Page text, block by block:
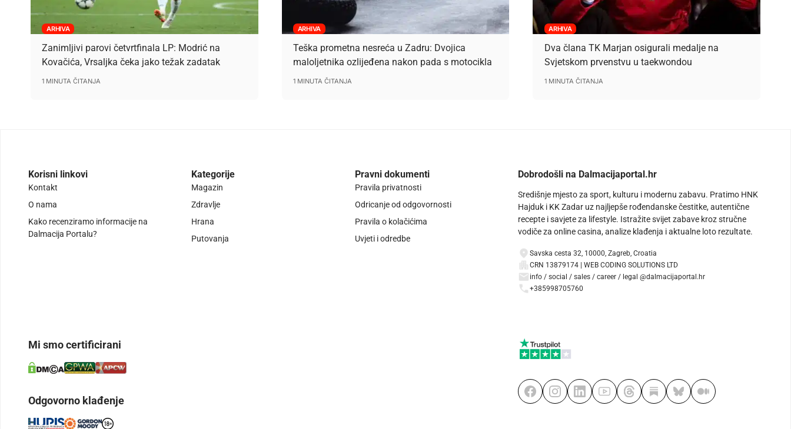
ARHIVA
Zanimljivi parovi četvrtfinala LP: Modrić na
Kovačića, Vrsaljka čeka jako težak zadatak
1 MINUTA ČITANJA
ARHIVA
Teška prometna nesreća u Zadru: Dvojica
maloljetnika ozlijeđena nakon pada s motocikla
1 MINUTA ČITANJA
ARHIVA
Dva člana TK Marjan osigurali medalje na
Svjetskom prvenstvu u taekwondou
1 MINUTA ČITANJA
Korisni linkovi
Kontakt
O nama
Kako recenziramo informacije na
Dalmacija Portalu?
Kategorije
Magazin
Zdravlje
Hrana
Putovanja
Pravni dokumenti
Pravila privatnosti
Odricanje od odgovornosti
Pravila o kolačićima
Uvjeti i odredbe
Dobrodošli na Dalmacijaportal.hr
Središnje mjesto za sport, kulturu i modernu zabavu. Pratimo HNK
Hajduk i KK Zadar uz najljepše rođendanske čestitke, autentične
recepte i savjete za lifestyle. Istražite svijet zabave kroz stručne
vodiče za online casina, analize klađenja i aktualne loto rezultate.
Savska cesta 32, 10000, Zagreb, Croatia
CRN 13879174 | WEB CODING SOLUTIONS LTD
info / social / sales / career / legal @dalmacijaportal.hr
+385998705760
Mi smo certificirani
Odgovorno klađenje